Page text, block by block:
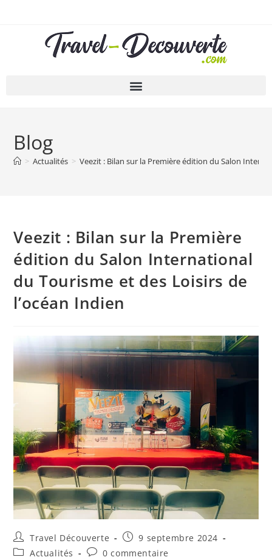
Blog
> Actualités > Veezit : Bilan sur la Première édition du Salon
Veezit : Bilan sur la Première
édition du Salon International
du Tourisme et des Loisirs de
l’océan Indien
Travel Découverte
9 septembre 2024
Actualités
0 commentaire